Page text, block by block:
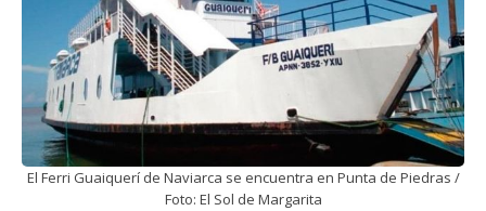
El Ferri Guaiquerí de Naviarca se encuentra en Punta de Piedras /
Foto: El Sol de Margarita